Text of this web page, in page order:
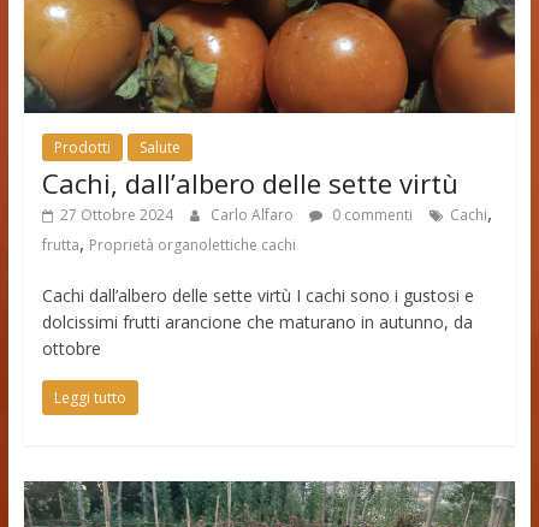
Prodotti Salute
Cachi, dall’albero delle sette virtù
27 Ottobre 2024 Carlo Alfaro 0 commenti Cachi,
frutta, Proprietà organolettiche cachi
Cachi dall’albero delle sette virtù I cachi sono i gustosi e
dolcissimi frutti arancione che maturano in autunno, da
ottobre
Leggi tutto